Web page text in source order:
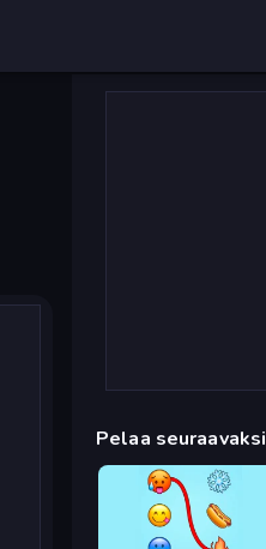
Pelaa seuraavaksi